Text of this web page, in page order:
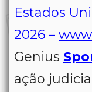
Estados
2026 –
Genius
ação